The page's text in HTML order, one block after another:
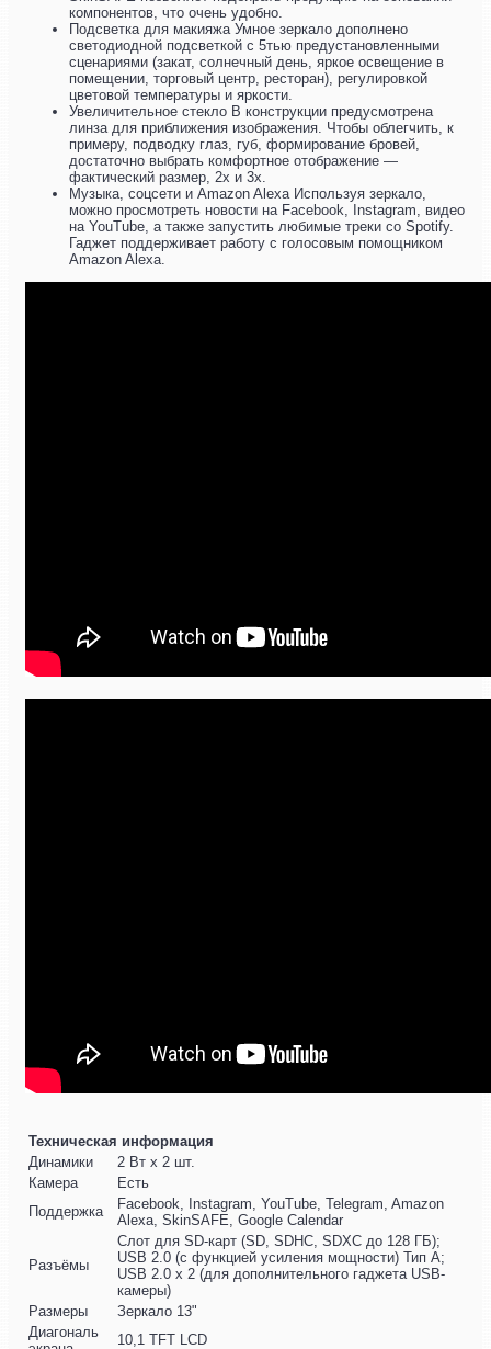
компонентов, что очень удобно.
Подсветка для макияжа Умное зеркало дополнено
светодиодной подсветкой с 5тью предустановленными
сценариями (закат, солнечный день, яркое освещение в
помещении, торговый центр, ресторан), регулировкой
цветовой температуры и яркости.
Увеличительное стекло В конструкции предусмотрена
линза для приближения изображения. Чтобы облегчить, к
примеру, подводку глаз, губ, формирование бровей,
достаточно выбрать комфортное отображение —
фактический размер, 2х и 3х.
Музыка, соцсети и Amazon Alexa Используя зеркало,
можно просмотреть новости на Facebook, Instagram, видео
на YouTube, а также запустить любимые треки со Spotify.
Гаджет поддерживает работу с голосовым помощником
Amazon Alexa.
Техническая информация
Динамики
2 Вт x 2 шт.
Камера
Есть
Поддержка
Facebook, Instagram, YouTube, Telegram, Amazon
Alexa, SkinSAFE, Google Calendar
Разъёмы
Слот для SD-карт (SD, SDHC, SDXC до 128 ГБ);
USB 2.0 (с функцией усиления мощности) Тип A;
USB 2.0 x 2 (для дополнительного гаджета USB-
камеры)
Размеры
Зеркало 13"
Диагональ
10,1 TFT LCD